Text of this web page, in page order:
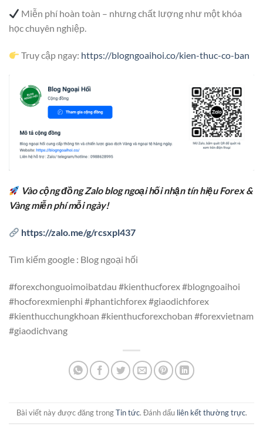
Miễn phí hoàn toàn – nhưng chất lượng như một khóa
học chuyên nghiệp.
Truy cập ngay: https://blogngoaihoi.co/kien-thuc-co-ban
Vào cộng đồng Zalo blog ngoại hối nhận tín hiệu Forex &
Vàng miễn phí mỗi ngày!
https://zalo.me/g/rcsxpl437
Tìm kiếm google : Blog ngoại hối
#forexchonguoimoibatdau #kienthucforex #blogngoaihoi
#hocforexmienphi #phantichforex #giaodichforex
#kienthucchungkhoan #kienthucforexchoban #forexvietnam
#giaodichvang
Bài viết này được đăng trongTin tức. Đánh dấu liên kết thường trực.